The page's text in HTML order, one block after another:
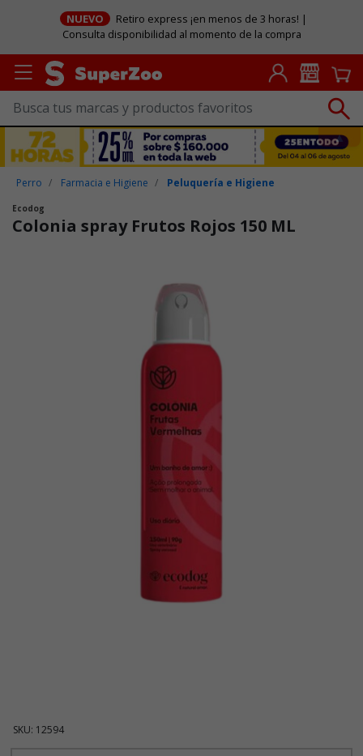
NUEVO
Retiro express ¡en menos de 3 horas! |
Consulta disponibilidad al momento de la compra
Perro Farmacia e Higiene Peluquería e Higiene
Ecodog
Colonia spray Frutos Rojos 150 ML
SKU: 12594